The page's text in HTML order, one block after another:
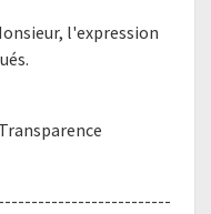
l'expression